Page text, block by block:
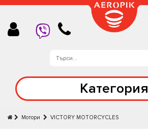
Категория
Мотори VICTORY MOTORCYCLES